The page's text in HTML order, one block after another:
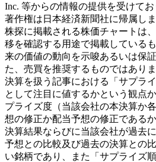
Inc. 等からの情報の提供を受けて
著作権は日本経済新聞社に帰属しま
株探に掲載される株価チャートは
移を確認する用途で掲載している
来の価値の動向を示唆あるいは保
た、売買を推奨するものではありま
決算を扱う記事における「サプラ
として注目に値するかという観点
プライズ度（当該会社の本決算か
想の修正か配当予想の修正である
決算結果ならびに当該会社が過去
予想との比較及び過去の決算との
い銘柄であり、また「サプライズ